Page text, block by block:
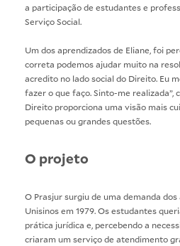
a participação de estudantes e
Serviço Social.
Um dos aprendizados de Eliane, foi
correta podemos ajudar muito na
acredito no lado social do Direito. Eu
fazer o que faço. Sinto-me realizada”,
Direito proporciona uma visão mais
pequenas ou grandes questões.
O projeto
O Prasjur surgiu de uma demanda
Unisinos em 1979. Os estudantes
prática jurídica e, percebendo a
criaram um serviço de atendimento